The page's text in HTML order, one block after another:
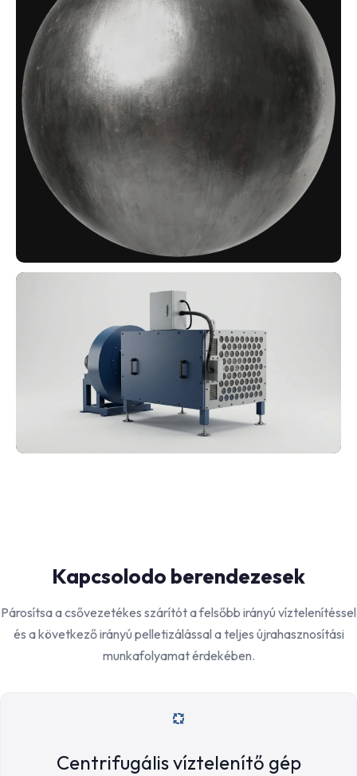
Kapcsolodo berendezesek
Párosítsa a csővezetékes szárítót a felsőbb irányú víztelenítéssel
és a következő irányú pelletizálással a teljes újrahasznosítási
munkafolyamat érdekében.
Centrifugális víztelenítő gép